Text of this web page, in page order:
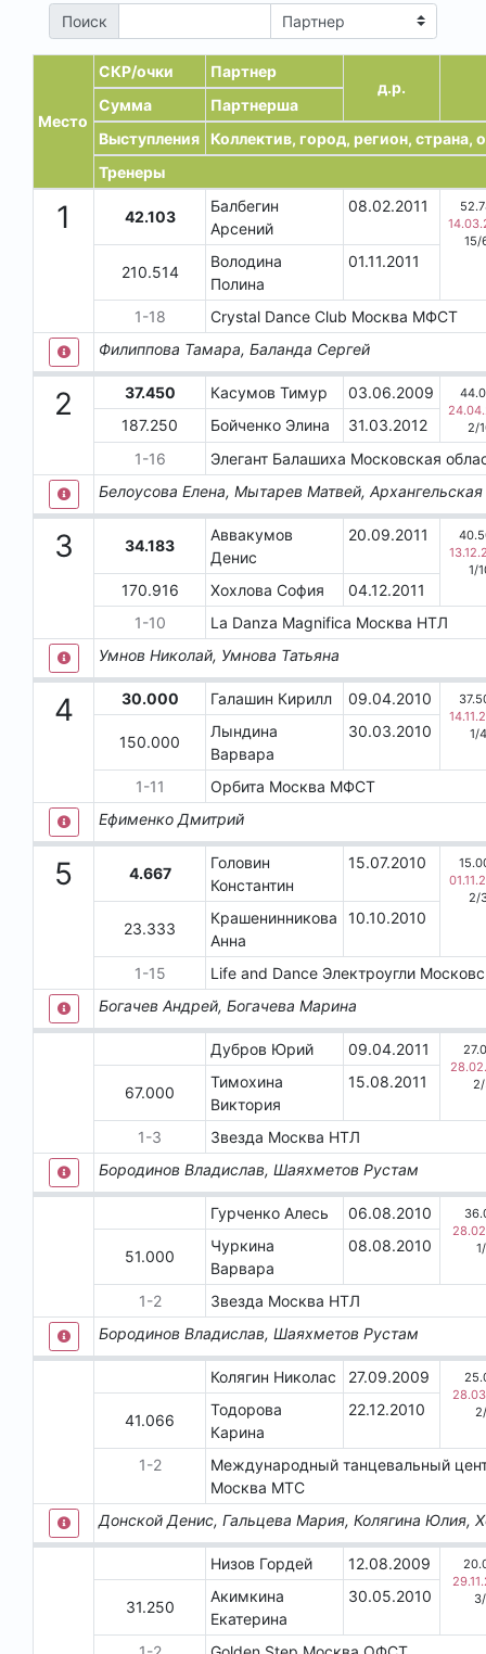
Поиск
Место
СКР/очки
Партнер
д.р.
Сумма
Партнерша
Выступления
Коллектив, город, регион, страна,
Тренеры
1 42.103
Балбегин
Арсений
08.02.2011
15/
210.514
Володина
Полина
01.11.2011
1-18 Crystal Dance Club Москва МФСТ
Филиппова Тамара, Баланда Сергей
2 37.450 Касумов Тимур 03.06.2009
2/
187.250 Бойченко Элина
31.03.2012
1-16 Элегант Балашиха Московская
Белоусова Елена, Мытарев Матвей,
3 34.183
Аввакумов
Денис
20.09.2011
1/
170.916 Хохлова София
04.12.2011
1-10 La Dаnzа Маgnifiса Москва НТЛ
Умнов Николай, Умнова Татьяна
4 30.000 Галашин Кирилл 09.04.2010
1/
150.000
Лындина
Варвара
30.03.2010
1-11 Орбита Москва МФСТ
Ефименко Дмитрий
5 4.667
Головин
Константин
15.07.2010
2/
23.333
Крашенинникова
Анна
10.10.2010
1-15 Life and Dance Электроугли
Богачев Андрей, Богачева Марина
Дубров Юрий 09.04.2011
2/
67.000
Тимохина
Виктория
15.08.2011
1-3 Звезда Москва НТЛ
Бородинов Владислав, Шаяхметов Рустам
Гурченко Алесь 06.08.2010
1/
51.000
Чуркина
Варвара
08.08.2010
1-2 Звезда Москва НТЛ
Бородинов Владислав, Шаяхметов Рустам
Колягин Николас 27.09.2009
2/
41.066
Тодорова
Карина
22.12.2010
1-2
Международный танцевальный
Москва МТС
Донской Денис, Гальцева Мария, Колягина Юлия,
Низов Гордей 12.08.2009
3/
31.250
Акимкина
Екатерина
30.05.2010